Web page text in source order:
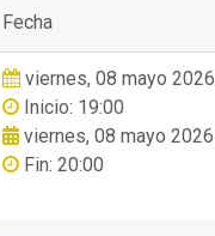
Fecha
viernes, 08 mayo 2026
Inicio: 19:00
viernes, 08 mayo 2026
Fin: 20:00